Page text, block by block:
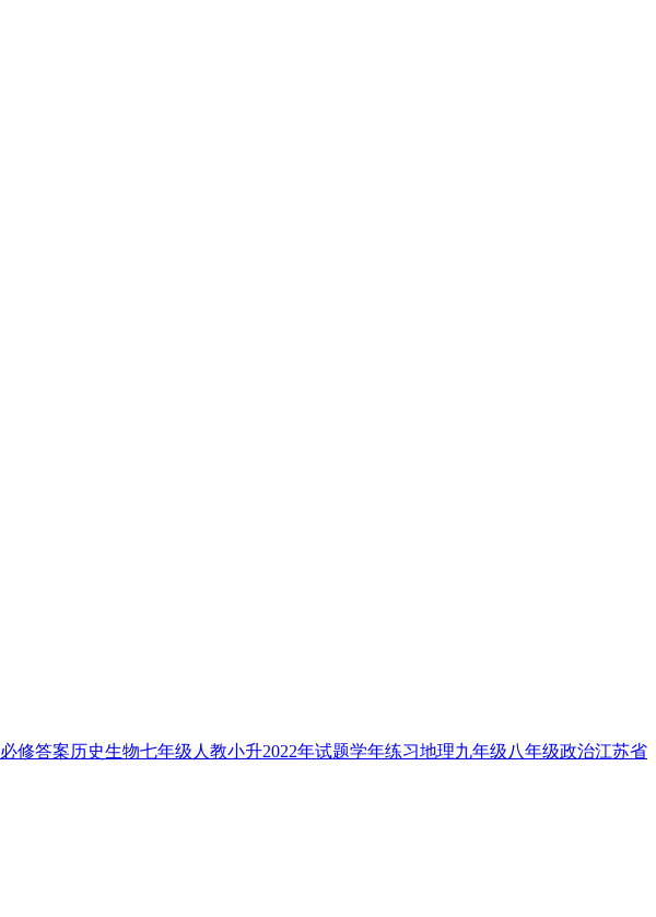
必修答案历史生物七年级 人教小升2022年试题学年练习地理九年级八年级政治江苏省